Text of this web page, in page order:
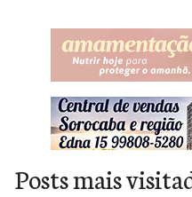
Posts mais